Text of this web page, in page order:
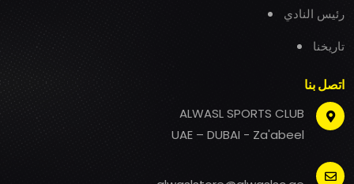
رئيس النادي
تاريخنا
اتصل بنا
ALWASL SPORTS CLUB
UAE – DUBAI - Za'abeel